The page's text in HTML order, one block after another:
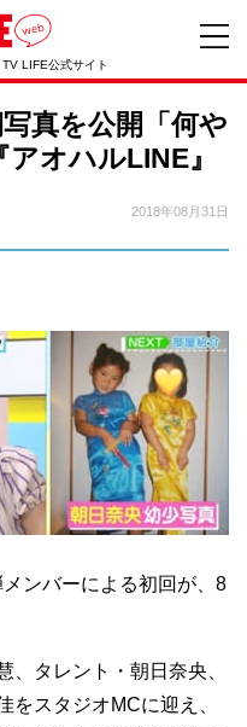
LIFE公式サイト
真を公開「何や
オハルLINE』
2018年08月31日
ンバーによる初回が、8
タレント・朝日奈央、
をスタジオMCに迎え、